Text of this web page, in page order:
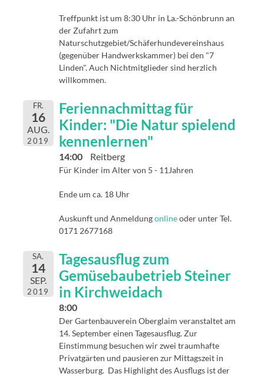
Treffpunkt ist um 8:30 Uhr in La.-Schönbrunn an
der Zufahrt zum
Naturschutzgebiet/Schäferhundevereinshaus
(gegenüber Handwerkskammer) bei den "7
Linden". Auch Nichtmitglieder sind herzlich
willkommen.
FR.
16
AUG.
2019
Feriennachmittag für
Kinder: "Die Natur spielend
kennenlernen"
14:00 Reitberg
Für Kinder im Alter von 5 - 11Jahren
Ende um ca. 18 Uhr
Auskunft und Anmeldungonlineoder unter Tel.
0171 2677168
SA.
14
SEP.
2019
Tagesausflug zum
Gemüsebaubetrieb Steiner
in Kirchweidach
8:00
Der Gartenbauverein Oberglaim veranstaltet am
14. September einen Tagesausflug. Zur
Einstimmung besuchen wir zwei traumhafte
Privatgärten und pausieren zur Mittagszeit in
Wasserburg. Das Highlight des Ausflugs ist der